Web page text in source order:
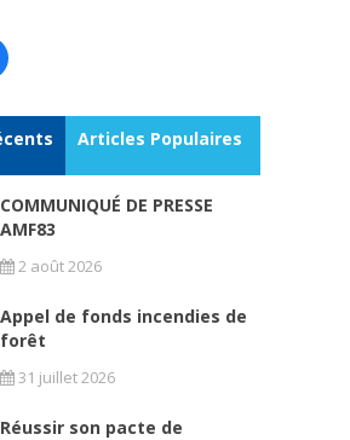
Articles Populaires
COMMUNIQUÉ DE PRESSE
AMF83
2 août 2026
Appel de fonds incendies de
forêt
31 juillet 2026
Réussir son pacte de